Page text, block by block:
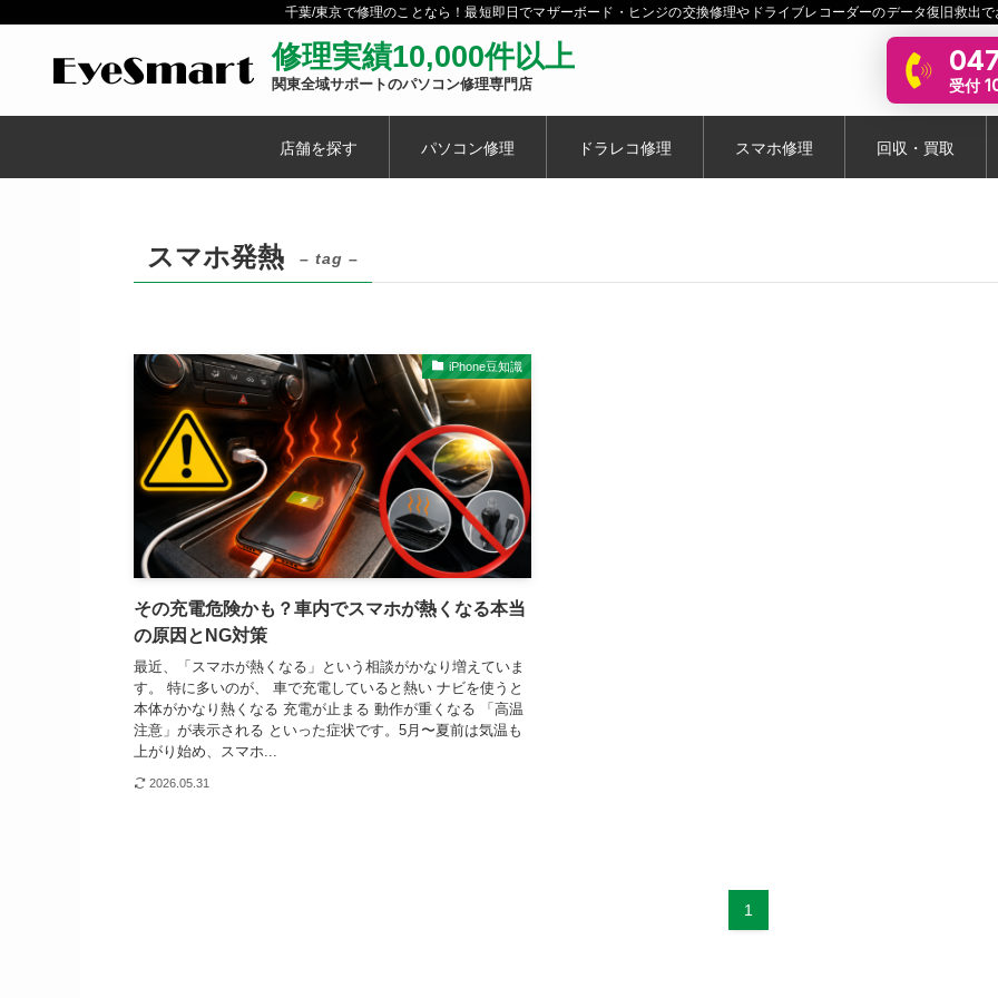
千葉/東京で修理のことなら！最短即日でマザーボード・ヒンジの交換修理やドライブレコーダーのデータ復旧救出で
修理実績10,000件以上
関東全域サポートのパソコン修理専門店 受付
店舗を探す パソコン修理 ドラレコ修理 スマホ修理 回収・買取
スマホ発熱 – tag –
iPhone豆知識
その充電危険かも？車内でスマホが熱くなる本当
の原因とNG対策
最近、「スマホが熱くなる」という相談がかなり増えていま
す。 特に多いのが、 車で充電していると熱い ナビを使うと
本体がかなり熱くなる 充電が止まる 動作が重くなる 「高温
注意」が表示される といった症状です。5月〜夏前は気温も
上がり始め、スマホ...
2026.05.31
1